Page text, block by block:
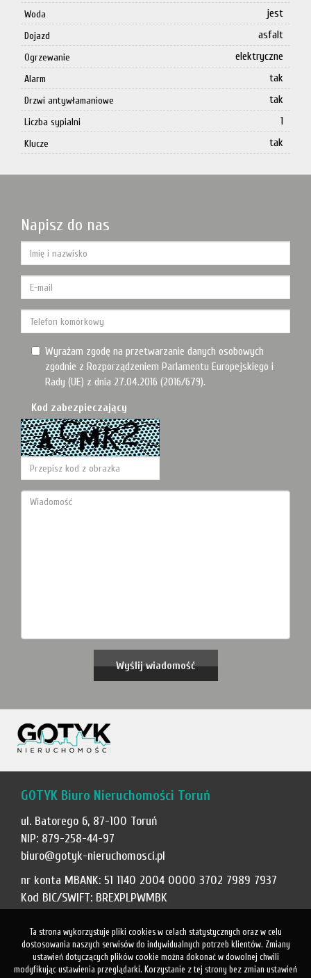
Woda jest
Dojazd asfalt
Ogrzewanie elektryczne
Alarm tak
Drzwi antywłamaniowe tak
Liczba sypialni 1
Klucze tak
Napisz do nas
Wyrażam zgodę na przetwarzanie danych osobowych
zgodnie z Rozporządzeniem Parlamentu Europejskiego i
Rady (UE) z dnia 27.04.2016 (2016/679).
Kod zabezpieczający
GOTYK Biuro Nieruchomości Toruń
ul. Batorego 6, 87-100 Toruń
NIP: 879-258-44-97
biuro@gotyk-nieruchomosci.pl
nr konta MBANK: 51 1140 2004 0000 3702 7989 7937
Kod BIC/SWIFT: BREXPLPWMBK
Ta strona wykorzystuje pliki cookies w celach statystycznych oraz w celu
dostosowania naszych serwisów do indywidualnych potrzeb klientów. Zmiany
ustawień dotyczących plików cookie można dokonać w dowolnej chwili
modyfikując ustawienia przeglądarki. Korzystanie z tej strony bez zmian ustawień